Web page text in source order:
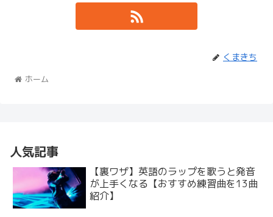
くまきち
ホーム
人気記事
【裏ワザ】英語のラップを歌うと発音
が上手くなる【おすすめ練習曲を13曲
紹介】